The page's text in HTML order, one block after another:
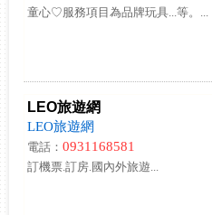
童心♡服務項目為品牌玩具...等。...
LEO旅遊網
LEO旅遊網
電話： 0931168581
訂機票.訂房.國內外旅遊...